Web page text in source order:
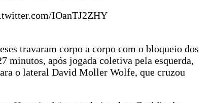
IOanTJ2ZHY
travaram corpo a corpo com o bloqueio dos
minutos, após jogada coletiva pela esquerda,
o lateral David Moller Wolfe, que cruzou